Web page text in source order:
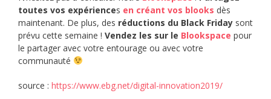
toutes vos expériences en créant vos blooks dès
maintenant. De plus, des réductions du Black Friday sont
prévu cette semaine ! Vendez les sur le Blookspace pour
le partager avec votre entourage ou avec votre
communauté
source : https://www.ebg.net/digital-innovation2019/